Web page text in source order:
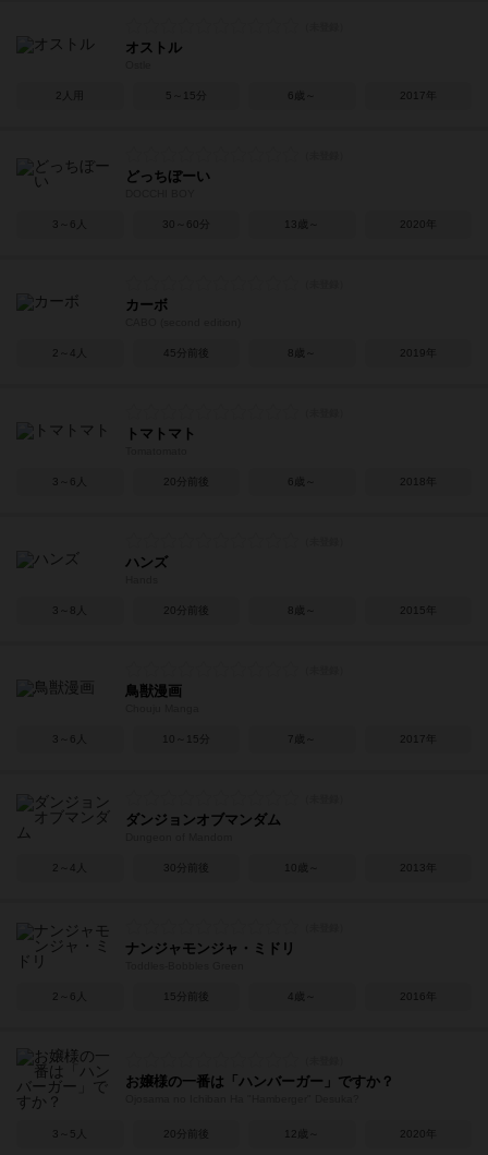
オストル
2人用 5～15分 6歳～ 2017年
どっちぼーい
3～6人 30～60分 13歳～ 2020年
カーボ
2～4人 45分前後 8歳～ 2019年
トマトマト
3～6人 20分前後 6歳～ 2018年
ハンズ
3～8人 20分前後 8歳～ 2015年
鳥獣漫画
3～6人 10～15分 7歳～ 2017年
ダンジョンオブマンダム
2～4人 30分前後 10歳～ 2013年
ナンジャモンジャ・ミドリ
2～6人 15分前後 4歳～ 2016年
お嬢様の一番は「ハンバーガー」ですか？
3～5人 20分前後 12歳～ 2020年